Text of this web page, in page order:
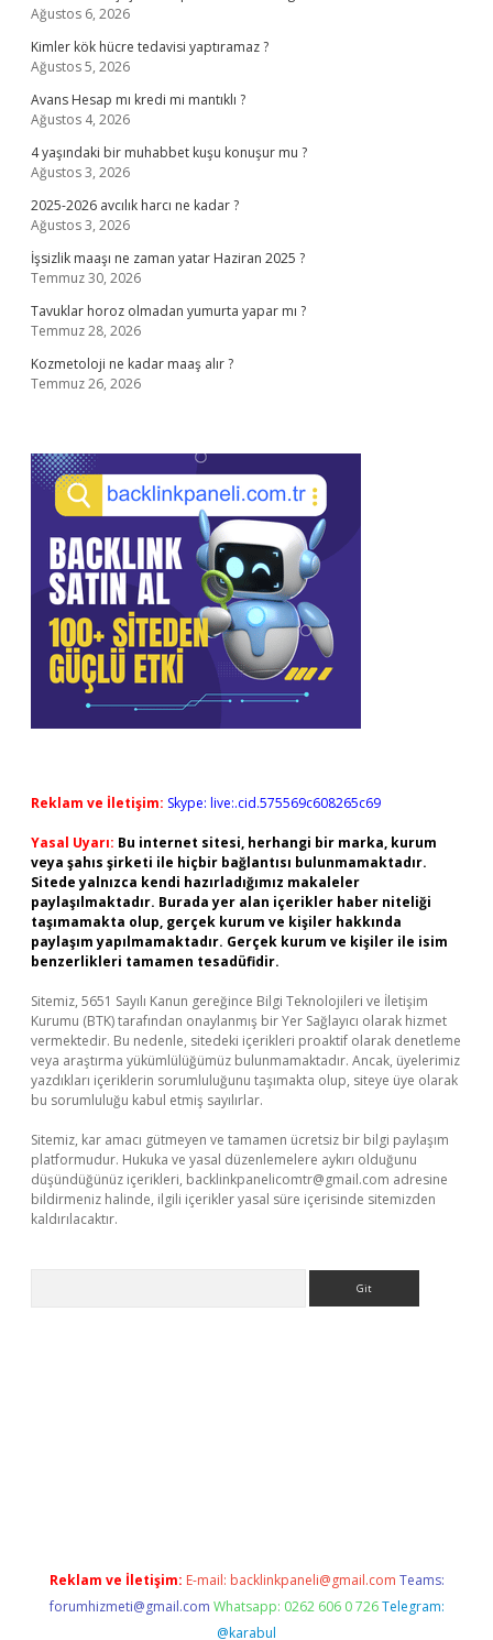
Ağustos 6, 2026
Kimler kök hücre tedavisi yaptıramaz ?
Ağustos 5, 2026
Avans Hesap mı kredi mi mantıklı ?
Ağustos 4, 2026
4 yaşındaki bir muhabbet kuşu konuşur mu ?
Ağustos 3, 2026
2025-2026 avcılık harcı ne kadar ?
Ağustos 3, 2026
İşsizlik maaşı ne zaman yatar Haziran 2025 ?
Temmuz 30, 2026
Tavuklar horoz olmadan yumurta yapar mı ?
Temmuz 28, 2026
Kozmetoloji ne kadar maaş alır ?
Temmuz 26, 2026
Reklam ve İletişim: Skype: live:.cid.575569c608265c69
Yasal Uyarı: Bu internet sitesi, herhangi bir marka, kurum
veya şahıs şirketi ile hiçbir bağlantısı bulunmamaktadır.
Sitede yalnızca kendi hazırladığımız makaleler
paylaşılmaktadır. Burada yer alan içerikler haber niteliği
taşımamakta olup, gerçek kurum ve kişiler hakkında
paylaşım yapılmamaktadır. Gerçek kurum ve kişiler ile isim
benzerlikleri tamamen tesadüfidir.
Sitemiz, 5651 Sayılı Kanun gereğince Bilgi Teknolojileri ve İletişim
Kurumu (BTK) tarafından onaylanmış bir Yer Sağlayıcı olarak hizmet
vermektedir. Bu nedenle, sitedeki içerikleri proaktif olarak denetleme
veya araştırma yükümlülüğümüz bulunmamaktadır. Ancak, üyelerimiz
yazdıkları içeriklerin sorumluluğunu taşımakta olup, siteye üye olarak
bu sorumluluğu kabul etmiş sayılırlar.
Sitemiz, kar amacı gütmeyen ve tamamen ücretsiz bir bilgi paylaşım
platformudur. Hukuka ve yasal düzenlemelere aykırı olduğunu
düşündüğünüz içerikleri, backlinkpanelicomtr@gmail.com adresine
bildirmeniz halinde, ilgili içerikler yasal süre içerisinde sitemizden
kaldırılacaktır.
Reklam ve İletişim: E-mail: backlinkpaneli@gmail.com Teams:
forumhizmeti@gmail.com Whatsapp: 0262 606 0 726 Telegram:
@karabul